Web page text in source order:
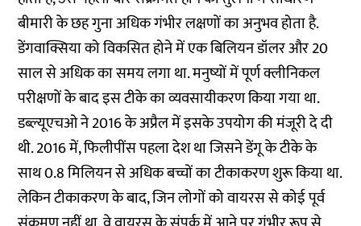
बीमारी के छह गुना अधिक गंभीर लक्षणों का अनुभव होता है.
डेंगवाक्सिया को विकसित होने में एक बिलियन डॉलर और 20
साल से अधिक का समय लगा था. मनुष्यों में पूर्ण क्लीनिकल ​​
परीक्षणों के बाद इस टीके का व्यवसायीकरण किया गया था.
डब्ल्यूएचओ ने 2016 के अप्रैल में इसके उपयोग की मंजूरी दे दी
थी. 2016 में, फिलीपींस पहला देश था जिसने डेंगू के टीके के
साथ 0.8 मिलियन से अधिक बच्चों का टीकाकरण शुरू किया था.
लेकिन टीकाकरण के बाद, जिन लोगों को वायरस से कोई पूर्व